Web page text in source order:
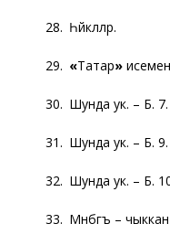
28. Һәйкәлләр.
29. «Татар»
30. Шунда ук. – Б. 7.
31. Шунда ук. – Б. 9.
32. Шунда ук. – Б.
33. Мәнбәгъ –